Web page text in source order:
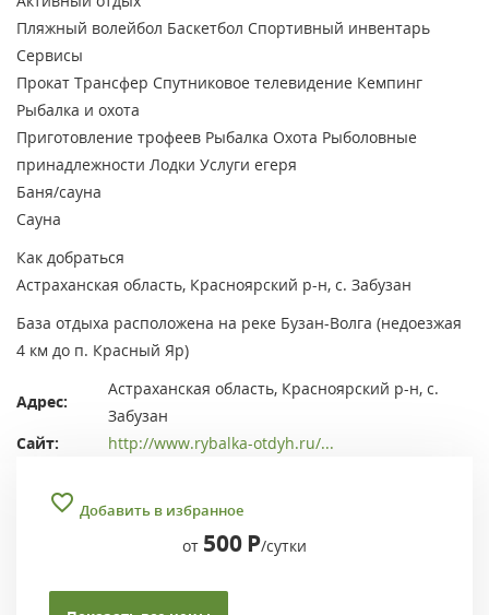
Пляжный волейбол Баскетбол Спортивный инвентарь
Сервисы
Прокат Трансфер Спутниковое телевидение Кемпинг
Рыбалка и охота
Приготовление трофеев Рыбалка Охота Рыболовные
принадлежности Лодки Услуги егеря
Баня/сауна
Сауна
Как добраться
Астраханская область, Красноярский р-н, с. Забузан
База отдыха расположена на реке Бузан-Волга (недоезжая
4 км до п. Красный Яр)
Адрес:
Астраханская область, Красноярский р-н, с.
Забузан
Сайт:
http://www.rybalka-otdyh.ru/...
Добавить в избранное
от 500 Р/сутки